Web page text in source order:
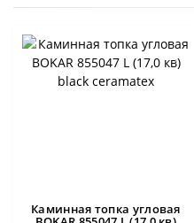
Каминная топка угловая